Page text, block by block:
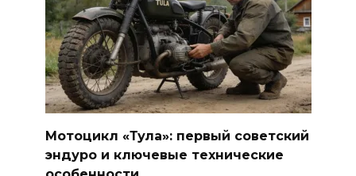
Мотоцикл «Тула»: первый советский
эндуро и ключевые технические